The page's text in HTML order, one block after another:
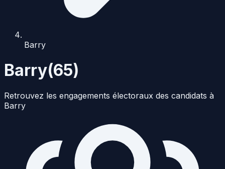
Barry
Barry(65)
Retrouvez les engagements électoraux des candidats à
Barry